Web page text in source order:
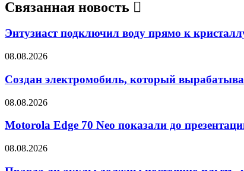
Связанная новость
Энтузиаст подключил воду прямо к
08.08.2026
Создан электромобиль, который
08.08.2026
Motorola Edge 70 Neo показали до
08.08.2026